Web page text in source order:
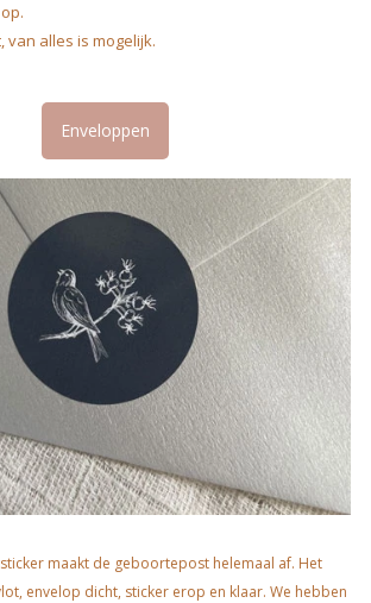
van alles is mogelijk.
Enveloppen
maakt de geboortepost helemaal af. Het
envelop dicht, sticker erop en klaar. We hebben